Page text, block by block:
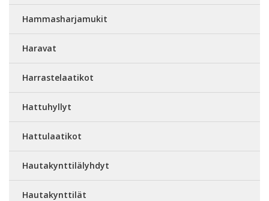
Hammasharjamukit
Haravat
Harrastelaatikot
Hattuhyllyt
Hattulaatikot
Hautakynttilälyhdyt
Hautakynttilät